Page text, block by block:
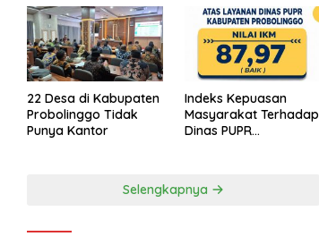
22 Desa di Kabupaten
Probolinggo Tidak
Punya Kantor
Indeks Kepuasan
Masyarakat Terhadap
Dinas PUPR
Selengkapnya